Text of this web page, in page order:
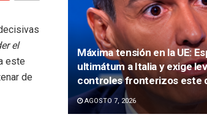
el
este
de
Máxima tensión en la UE:
ultimátum a Italia y exige
controles fronterizos este
AGOSTO 7, 2026